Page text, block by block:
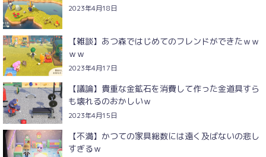
2023年4月18日
【雑談】あつ森ではじめてのフレンドができたｗｗ
ｗｗ
2023年4月17日
【議論】貴重な金鉱石を消費して作った金道具すら
も壊れるのおかしいｗ
2023年4月15日
【不満】かつての家具総数には遠く及ばないの悲し
すぎるｗ